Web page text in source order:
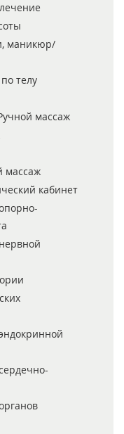
маникюр/
телу
массаж
массаж
кабинет